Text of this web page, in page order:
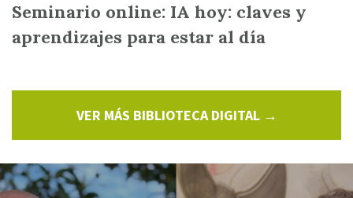
Seminario online: IA hoy: claves y
aprendizajes para estar al día
VER MÁS BIBLIOTECA DIGITAL →